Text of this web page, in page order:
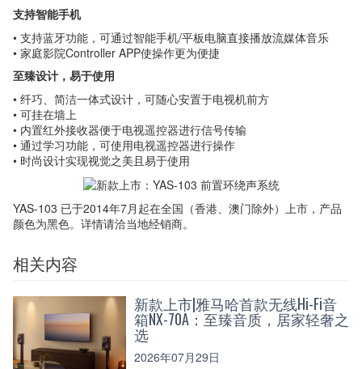
支持智能手机
• 支持蓝牙功能，可通过智能手机/平板电脑直接播放流媒体音乐
• 家庭影院Controller APP使操作更为便捷
至臻设计，易于使用
• 纤巧、简洁一体式设计，可随心安置于电视机前方
• 可挂在墙上
• 内置红外接收器便于电视遥控器进行信号传输
• 通过学习功能，可使用电视遥控器进行操作
• 时尚设计实现视觉之美且易于使用
YAS-103 已于2014年7月起在全国（香港、澳门除外）上市，产品
颜色为黑色。详情请洽当地经销商。
相关内容
新款上市|雅马哈首款无线Hi-Fi音
箱NX-70A：至臻音质，居家轻奢之
选
2026年07月29日